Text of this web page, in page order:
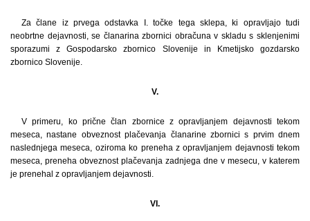
Za člane iz prvega odstavka I. točke tega sklepa, ki opravljajo tudi
neobrtne dejavnosti, se članarina zbornici obračuna v skladu s sklenjenimi
sporazumi z Gospodarsko zbornico Slovenije in Kmetijsko gozdarsko
zbornico Slovenije.
V.
V primeru, ko prične član zbornice z opravljanjem dejavnosti tekom
meseca, nastane obveznost plačevanja članarine zbornici s prvim dnem
naslednjega meseca, oziroma ko preneha z opravljanjem dejavnosti tekom
meseca, preneha obveznost plačevanja zadnjega dne v mesecu, v katerem
je prenehal z opravljanjem dejavnosti.
VI.